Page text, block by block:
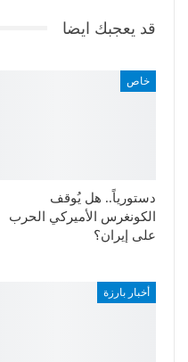
قد يعجبك ايضا
خاص
دستورياً.. هل يُوقف
الكونغرس الأميركي الحرب
على إيران؟
أخبار بارزة